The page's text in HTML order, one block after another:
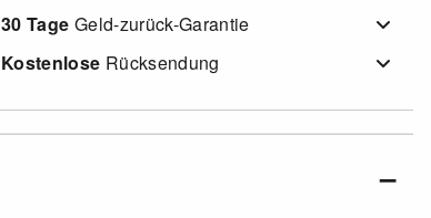
30 Tage Geld-zurück-Garantie
Kostenlose Rücksendung